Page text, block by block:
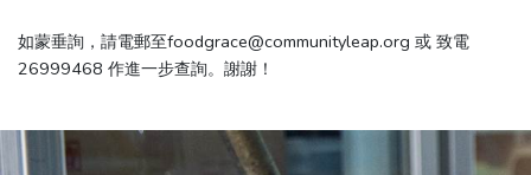
如蒙垂詢，請電郵至foodgrace@communityleap.org 或 致電
26999468 作進一步查詢。謝謝！